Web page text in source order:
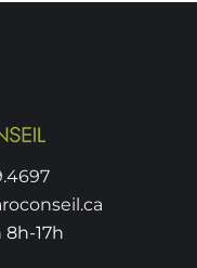
8h-17h